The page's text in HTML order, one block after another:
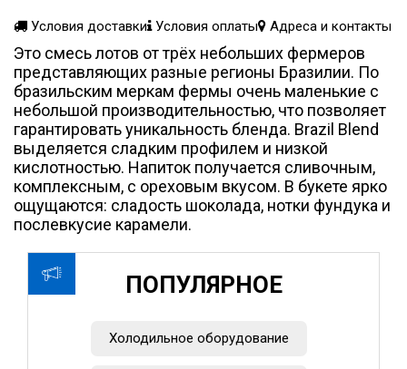
Условия доставки Условия оплаты Адреса и контакты
Это смесь лотов от трёх небольших фермеров
представляющих разные регионы Бразилии. По
бразильским меркам фермы очень маленькие с
небольшой производительностью, что позволяет
гарантировать уникальность бленда. Brazil Blend
выделяется сладким профилем и низкой
кислотностью. Напиток получается сливочным,
комплексным, с ореховым вкусом. В букете ярко
ощущаются: сладость шоколада, нотки фундука и
послевкусие карамели.
ПОПУЛЯРНОЕ
Холодильное оборудование